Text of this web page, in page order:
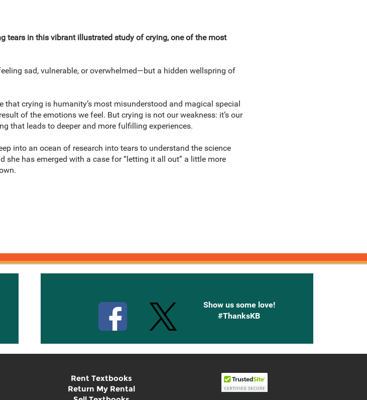
tears in this vibrant illustrated study of crying, one of the most
sad, vulnerable, or overwhelmed—but a hidden wellspring of
that crying is humanity’s most misunderstood and magical special
of the emotions we feel. But crying is not our weakness: it’s our
that leads to deeper and more fulfilling experiences.
into an ocean of research into tears to understand the science
has emerged with a case for “letting it all out” a little more
Show us some love!
#ThanksKB
Rent Textbooks
Return My Rental